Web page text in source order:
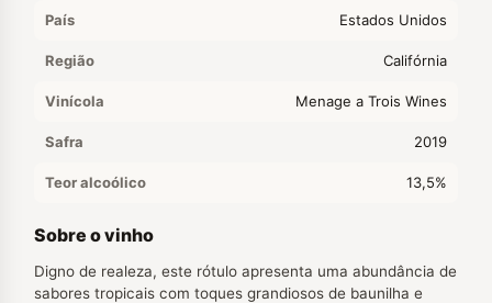
País Estados Unidos
Região Califórnia
Vinícola Menage a Trois Wines
Safra 2019
Teor alcoólico 13,5%
Sobre o vinho
Digno de realeza, este rótulo apresenta uma abundância de
sabores tropicais com toques grandiosos de baunilha e